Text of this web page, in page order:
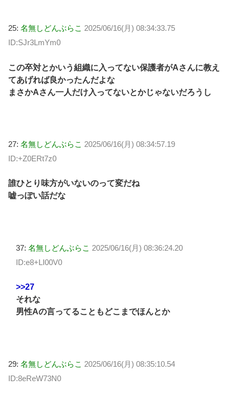
25: 名無しどんぶらこ 2025/06/16(月) 08:34:33.75
ID:SJr3LmYm0
この卒対とかいう組織に入ってない保護者がAさんに教え
てあげれば良かったんだよな
まさかAさん一人だけ入ってないとかじゃないだろうし
27: 名無しどんぶらこ 2025/06/16(月) 08:34:57.19
ID:+Z0ERt7z0
誰ひとり味方がいないのって変だね
嘘っぽい話だな
37: 名無しどんぶらこ 2025/06/16(月) 08:36:24.20
ID:e8+LI00V0
>>27
それな
男性Aの言ってることもどこまでほんとか
29: 名無しどんぶらこ 2025/06/16(月) 08:35:10.54
ID:8eReW73N0